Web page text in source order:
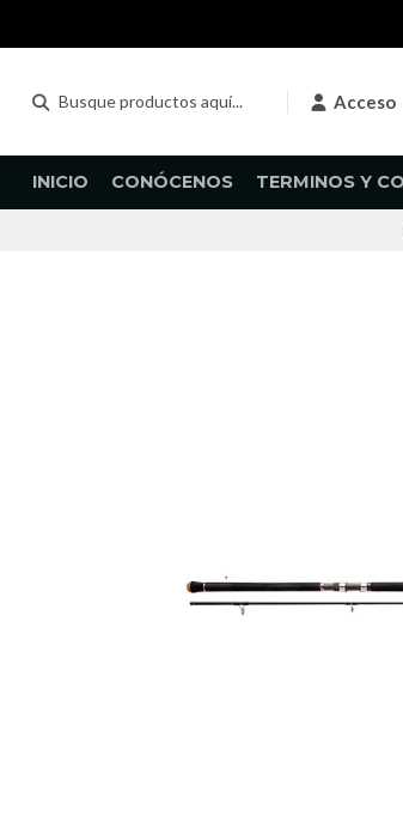
Acceso
INICIO CONÓCENOS TERMINOS Y